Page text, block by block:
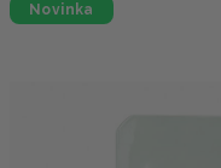
Novinka